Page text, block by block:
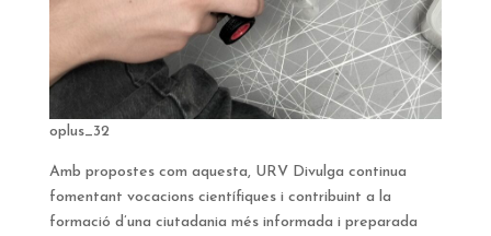
oplus_32
Amb propostes com aquesta, URV Divulga continua
fomentant vocacions científiques i contribuint a la
formació d’una ciutadania més informada i preparada